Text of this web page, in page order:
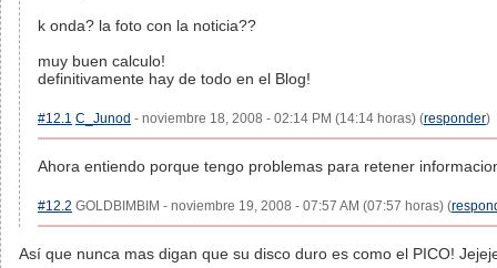
k onda? la foto con la noticia??
muy buen calculo!
definitivamente hay de todo en el Blog!
#12.1 C_Junod - noviembre 18, 2008 - 02:14 PM (14:14 horas) (responder)
Ahora entiendo porque tengo problemas para retener
#12.2 GOLDBIMBIM - noviembre 19, 2008 - 07:57 AM (07:57 horas) (
Así que nunca mas digan que su disco duro es como el PICO!